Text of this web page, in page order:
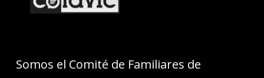
Somos el Comité de Familiares de